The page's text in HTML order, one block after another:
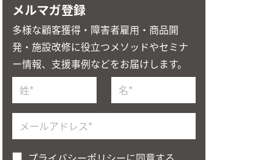
メルマガ登録
多様な顧客獲得・障害者雇用・商品開
発・施設改修に役立つメソッドやセミナ
ー情報、支援事例などをお届けします。